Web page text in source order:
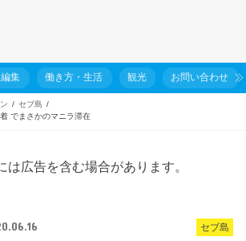
集 働き方・生活 観光 お問い合わせ
セブ島
でまさかのマニラ滞在
は広告を含む場合があります。
セブ島